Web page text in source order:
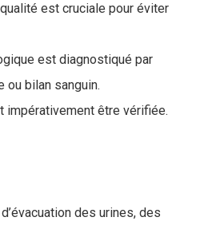
est cruciale pour éviter
est diagnostiqué par
ou bilan sanguin.
impérativement être vérifiée.
des urines, des